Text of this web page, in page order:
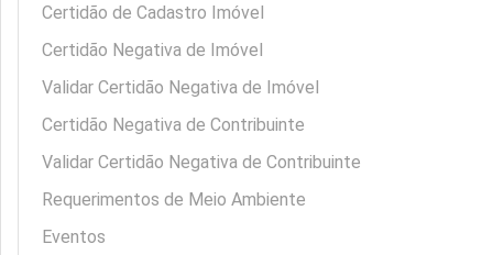
Certidão de Cadastro Imóvel
Certidão Negativa de Imóvel
Validar Certidão Negativa de Imóvel
Certidão Negativa de Contribuinte
Validar Certidão Negativa de Contribuinte
Requerimentos de Meio Ambiente
Eventos